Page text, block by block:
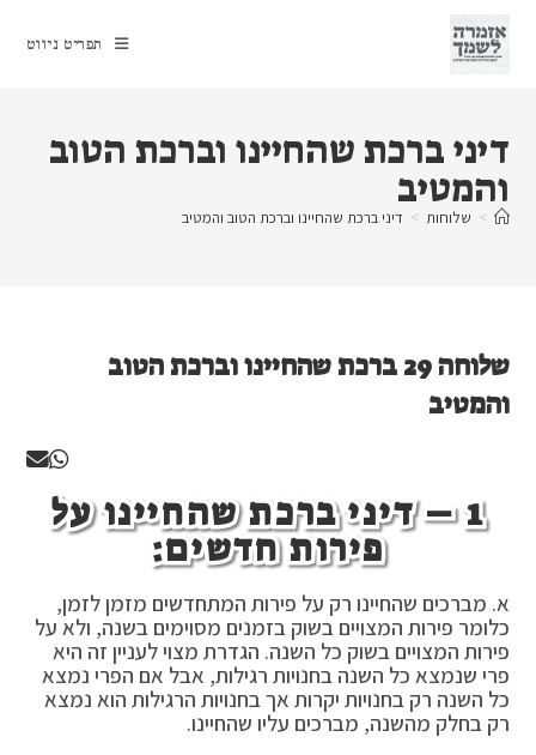
content
תפריט ניווט
דיני ברכת שהחיינו וברכת הטוב
והמטיב
> שלוחות > דיני ברכת שהחיינו וברכת הטוב והמטיב
שלוחה 29 ברכת שהחיינו וברכת הטוב
והמטיב
1 – דיני ברכת שהחיינו על
פירות חדשים:
א. מברכים שהחיינו רק על פירות המתחדשים מזמן לזמן,
כלומר פירות המצויים בשוק בזמנים מסוימים בשנה, ולא על
פירות המצויים בשוק כל השנה. הגדרת מצוי לעניין זה היא
פרי שנמצא כל השנה בחנויות רגילות, אבל אם הפרי נמצא
כל השנה רק בחנויות יקרות אך בחנויות הרגילות הוא נמצא
רק בחלק מהשנה, מברכים עליו שהחיינו.